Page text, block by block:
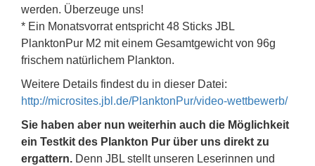
werden. Überzeuge uns!
* Ein Monatsvorrat entspricht 48 Sticks JBL
PlanktonPur M2 mit einem Gesamtgewicht von 96g
frischem natürlichem Plankton.
Weitere Details findest du in dieser Datei:
http://microsites.jbl.de/PlanktonPur/video-wettbewerb/
Sie haben aber nun weiterhin auch die Möglichkeit
ein Testkit des Plankton Pur über uns direkt zu
ergattern. Denn JBL stellt unseren Leserinnen und